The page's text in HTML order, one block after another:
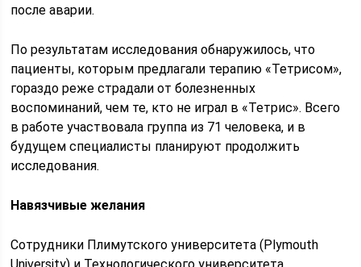
после аварии.
По результатам исследования обнаружилось, что
пациенты, которым предлагали терапию «Тетрисом»,
гораздо реже страдали от болезненных
воспоминаний, чем те, кто не играл в «Тетрис». Всего
в работе участвовала группа из 71 человека, и в
будущем специалисты планируют продолжить
исследования.
Навязчивые желания
Сотрудники Плимутского университета (Plymouth